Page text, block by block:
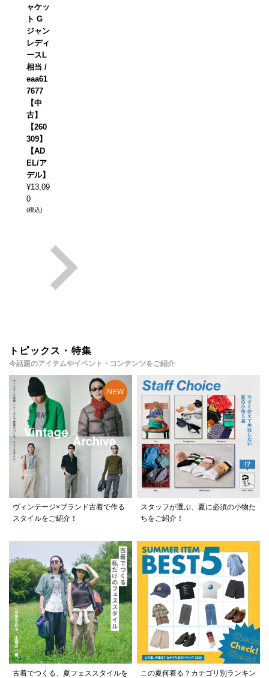
ャケッ
ト G
ジャン
レディ
ースL
相当 /
eaa61
7677
【中
古】
【260
309】
【AD
EL/ア
デル】
¥13,09
0
(税込)
トピックス・特集
今話題のアイテムやイベント・コンテンツをご紹介
ヴィンテージ×ブランド古着で作る
スタイルをご紹介！
スタッフが選ぶ、夏に必須の小物た
ちをご紹介！
古着でつくる、夏フェススタイルを
この夏何着る？カテゴリ別ランキン